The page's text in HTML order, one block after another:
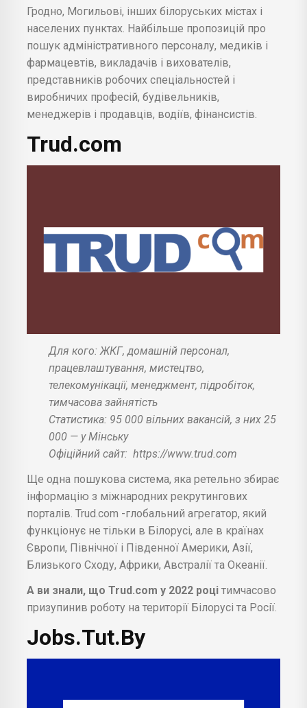
Гродно, Могильові, інших білоруських містах і
населених пунктах. Найбільше пропозицій про
пошук адміністративного персоналу, медиків і
фармацевтів, викладачів і вихователів,
представників робочих спеціальностей і
виробничих професій, будівельників,
менеджерів і продавців, водіїв, фінансистів.
Trud.com
Для кого: ЖКГ, домашній персонал,
працевлаштування, мистецтво,
телекомунікації, менеджмент, підробіток,
тимчасова зайнятість
Статистика: 95 000 вільних вакансій, з них 25
000 — у Мінську
Офіційний сайт: https://www.trud.com
Ще одна пошукова система, яка ретельно збирає
інформацію з міжнародних рекрутингових
порталів. Trud.com -глобальний агрегатор, який
функціонує не тільки в Білорусі, але в країнах
Європи, Північної і Південної Америки, Азії,
Близького Сходу, Африки, Австралії та Океанії.
А ви знали, що Trud.com у 2022 році тимчасово
призупинив роботу на території Білорусі та Росії.
Jobs.Tut.By